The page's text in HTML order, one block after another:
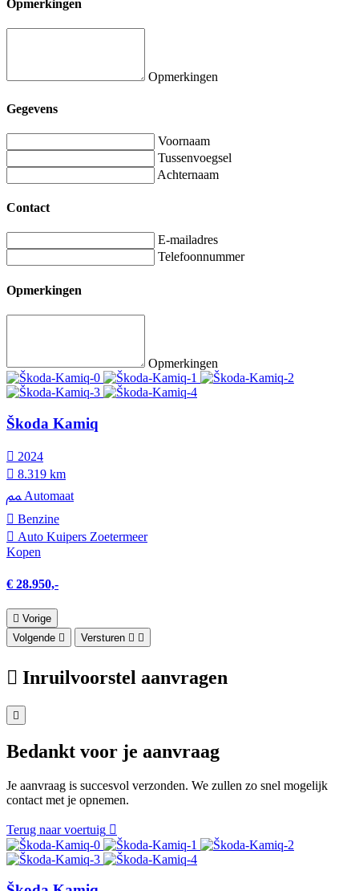
Opmerkingen
Opmerkingen
Gegevens
Voornaam
Tussenvoegsel
Achternaam
Contact
E-mailadres
Telefoonnummer
Opmerkingen
Opmerkingen
Škoda Kamiq
2024
8.319 km
Automaat
Benzine
Auto Kuipers Zoetermeer
Kopen
€ 28.950,-
Vorige
Volgende
Versturen
Inruilvoorstel aanvragen
Bedankt voor je aanvraag
Je aanvraag is succesvol verzonden. We zullen zo snel mogelijk
contact met je opnemen.
Terug naar voertuig